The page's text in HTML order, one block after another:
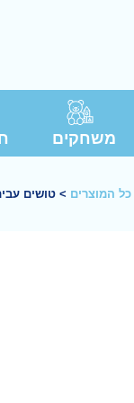
משחקים
כל המוצרים > טושים עבים 12